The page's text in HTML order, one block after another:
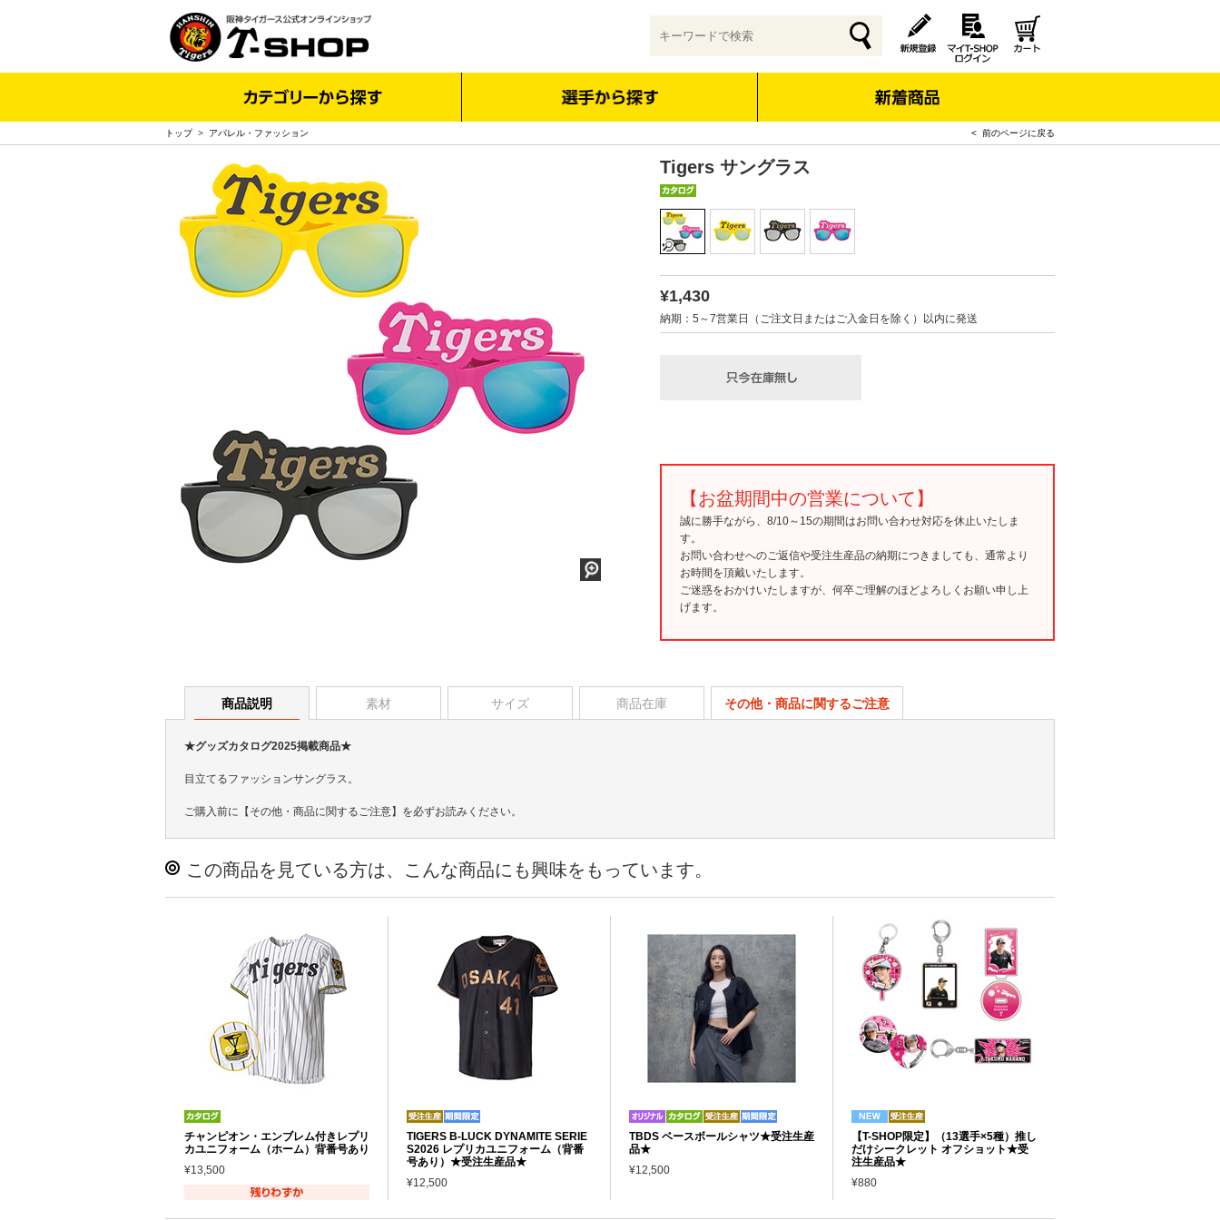
トップ> アパレル・ファッション < 前のページに戻る
Tigers サングラス
¥1,430
納期：5～7営業日（ご注文日またはご入金日を除く）以内に発送
【お盆期間中の営業について】
誠に勝手ながら、8/10～15の期間はお問い合わせ対応を休止いたしま
す。
お問い合わせへのご返信や受注生産品の納期につきましても、通常より
お時間を頂戴いたします。
ご迷惑をおかけいたしますが、何卒ご理解のほどよろしくお願い申し上
げます。
商品説明 素材 サイズ 商品在庫 その他・商品に関するご注意
★グッズカタログ2025掲載商品★
目立てるファッションサングラス。
ご購入前に【その他・商品に関するご注意】を必ずお読みください。
この商品を見ている方は、こんな商品にも興味をもっています。
チャンピオン・エンブレム付きレプリ
カユニフォーム（ホーム）背番号あり
¥13,500
TIGERS B-LUCK DYNAMITE SERIE
S2026 レプリカユニフォーム（背番
号あり）★受注生産品★
¥12,500
TBDS ベースボールシャツ★受注生産
品★
¥12,500
【T-SHOP限定】（13選手×5種）推し
だけシークレット オフショット★受
注生産品★
¥880